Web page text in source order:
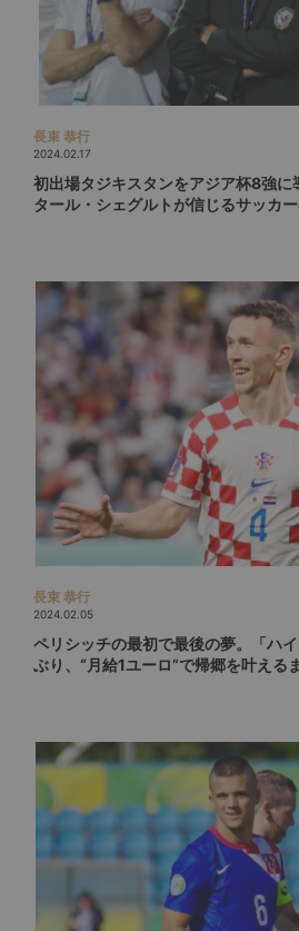
長束 恭行
2024.02.17
初出場タジキスタンをアジア杯8強に
タール・シェグルトが信じるサッカー
長束 恭行
2024.02.05
ペリシッチの最初で最後の夢。「ハ
ぶり、“月給1ユーロ”で帰郷を叶える